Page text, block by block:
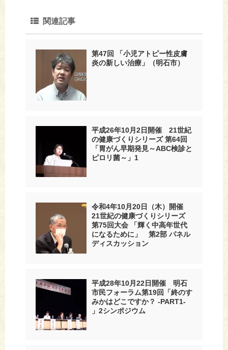
関連記事
第47回 「小児アトピー性皮膚
炎の新しい治療」（明石市）
平成26年10月2日開催 21世紀
の健康づくりシリーズ 第64回
「胃がん早期発見～ABC検診と
ピロリ菌～」1
令和4年10月20日（木）開催
21世紀の健康づくりシリーズ
第75回大会 「輝く中高年世代
になるために」 第2部 パネル
ディスカッション
平成28年10月22日開催 明石
市民フォーラム第19回「終のす
みかはどこですか？ -PART1-
」2シンポジウム